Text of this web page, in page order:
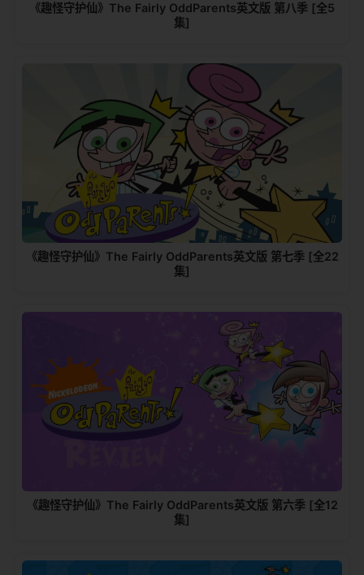
《趣怪守护仙》The Fairly OddParents英文版 第八季 [全5
集]
《趣怪守护仙》The Fairly OddParents英文版 第七季 [全22
集]
《趣怪守护仙》The Fairly OddParents英文版 第六季 [全12
集]